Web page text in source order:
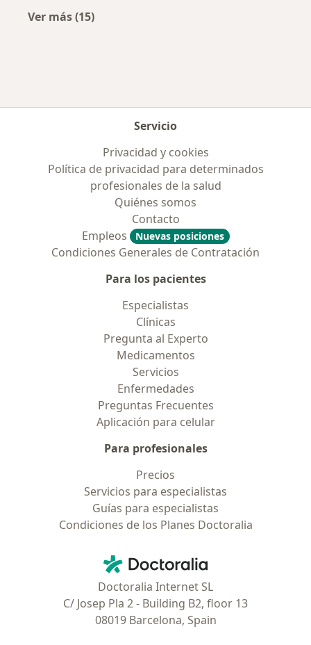
Ver más (15)
Servicio
Privacidad y cookies
Política de privacidad para determinados
profesionales de la salud
Quiénes somos
Contacto
Empleos
Nuevas posiciones
Condiciones Generales de Contratación
Para los pacientes
Especialistas
Clínicas
Pregunta al Experto
Medicamentos
Servicios
Enfermedades
Preguntas Frecuentes
Aplicación para celular
Para profesionales
Precios
Servicios para especialistas
Guías para especialistas
Condiciones de los Planes Doctoralia
Doctoralia - Página de inicio
Doctoralia Internet SL
C/ Josep Pla 2 - Building B2, floor 13
08019 Barcelona, Spain